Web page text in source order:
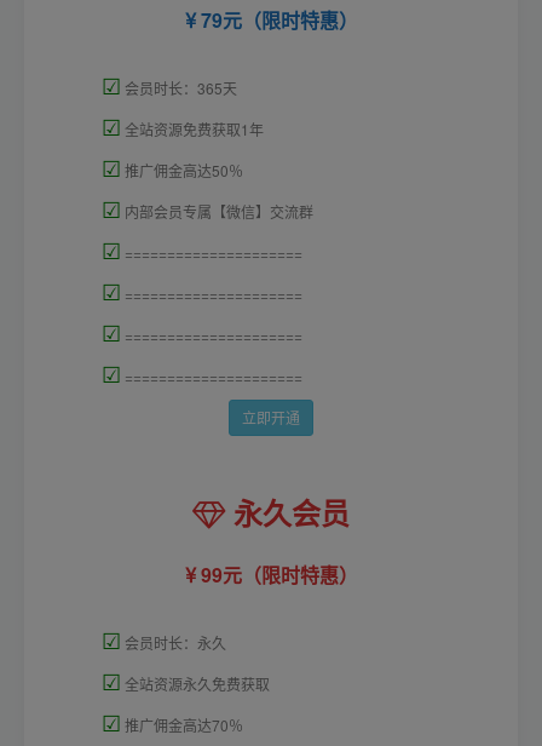
79元（限时特惠）
☑ 会员时长：365天
☑ 全站资源免费获取1年
☑ 推广佣金高达50％
☑ 内部会员专属【微信】交流群
☑ =====================
☑ =====================
☑ =====================
☑ =====================
立即开通
永久会员
99元（限时特惠）
☑ 会员时长：永久
☑ 全站资源永久免费获取
☑ 推广佣金高达70％